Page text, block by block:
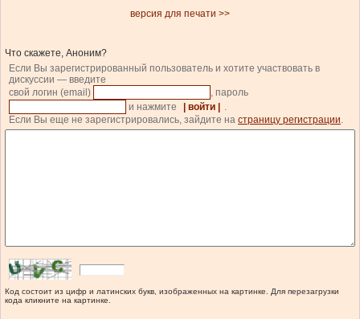
версия для печати >>
Что скажете, Аноним?
Если Вы зарегистрированный пользователь и хотите участвовать в
дискуссии — введите
свой логин (email)
, пароль
и нажмите
| войти |
.
Если Вы еще не зарегистрировались, зайдите на страницу регистрации.
Код состоит из цифр и латинских букв, изображенных на картинке. Для перезагрузки
кода кликните на картинке.